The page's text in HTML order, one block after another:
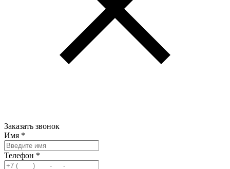
Заказать звонок
Имя *
Телефон *